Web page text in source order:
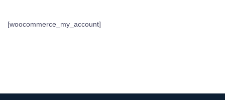
[woocommerce_my_account]